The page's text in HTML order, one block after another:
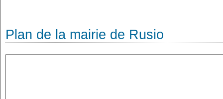
Plan de la mairie de Rusio